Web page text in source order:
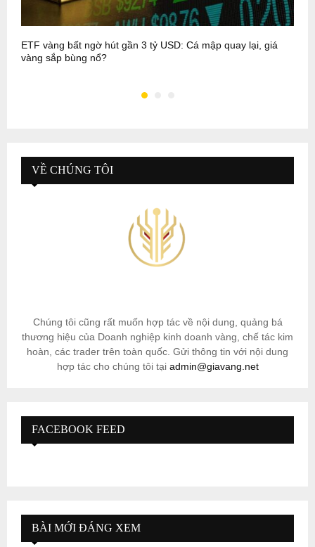
ETF vàng bất ngờ hút gần 3 tỷ USD: Cá mập quay lại, giá
vàng sắp bùng nổ?
VỀ CHÚNG TÔI
Chúng tôi cũng rất muốn hợp tác về nội dung, quảng bá
thương hiệu của Doanh nghiệp kinh doanh vàng, chế tác kim
hoàn, các trader trên toàn quốc. Gửi thông tin với nội dung
hợp tác cho chúng tôi tại admin@giavang.net
FACEBOOK FEED
BÀI MỚI ĐÁNG XEM